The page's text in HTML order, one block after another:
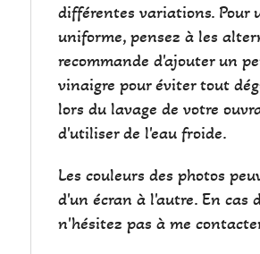
différentes variations. Pour
uniforme, pensez à les
recommande d'ajouter un
vinaigre pour éviter tout
lors du lavage de votre
d'utiliser de l'eau froide.
Les couleurs des photos
d'un écran à l'autre. En cas
n'hésitez pas à me